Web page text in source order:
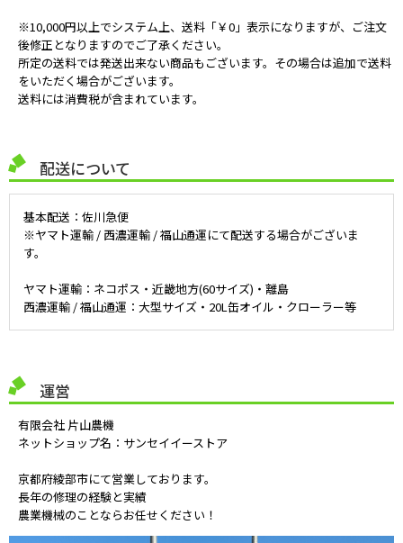
※10,000円以上でシステム上、送料「￥0」表示になりますが、ご注文
後修正となりますのでご了承ください。
所定の送料では発送出来ない商品もございます。その場合は追加で送料
をいただく場合がございます。
送料には消費税が含まれています。
配送について
基本配送：佐川急便
※ヤマト運輸 / 西濃運輸 / 福山通運にて配送する場合がございま
す。
ヤマト運輸：ネコポス・近畿地方(60サイズ)・離島
西濃運輸 / 福山通運：大型サイズ・20L缶オイル・クローラー等
運営
有限会社 片山農機
ネットショップ名：サンセイイーストア
京都府綾部市にて営業しております。
長年の修理の経験と実績
農業機械のことならお任せください！